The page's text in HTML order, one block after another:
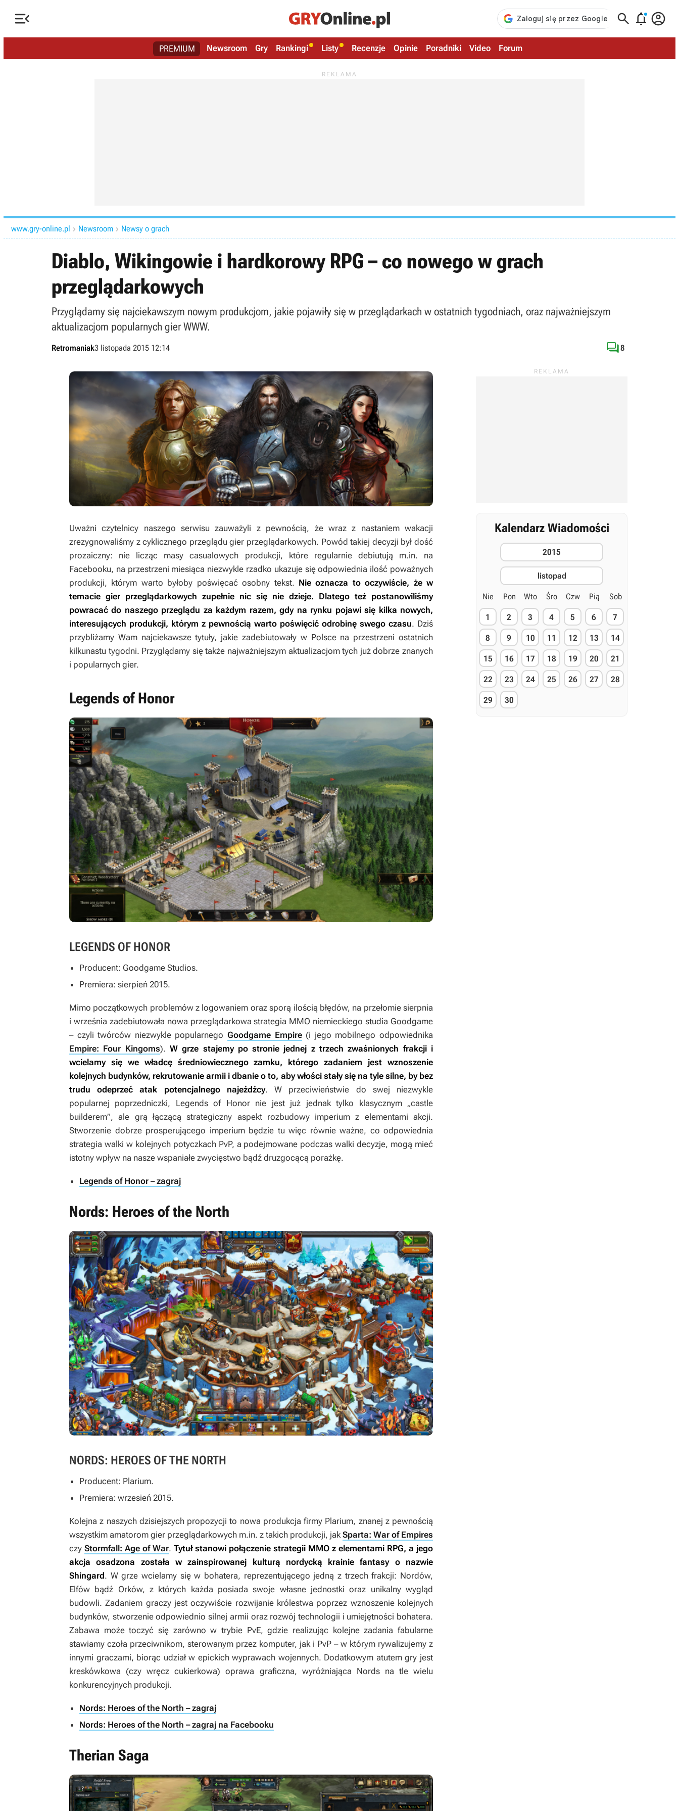
   
PREMIUM Newsroom Gry Rankingi Listy Recenzje Opinie Poradniki Video Forum
www.gry-online.pl  Newsroom  Newsy o grach
Diablo, Wikingowie i hardkorowy RPG – co nowego w grach
przeglądarkowych
Przyglądamy się najciekawszym nowym produkcjom, jakie pojawiły się w przeglądarkach w ostatnich tygodniach, oraz najważniejszym
aktualizacjom popularnych gier WWW.
Retromaniak3 listopada 2015 12:14 8
Uważni czytelnicy naszego serwisu zauważyli z pewnością, że wraz z nastaniem wakacji
zrezygnowaliśmy z cyklicznego przeglądu gier przeglądarkowych. Powód takiej decyzji był dość
prozaiczny: nie licząc masy casualowych produkcji, które regularnie debiutują m.in. na
Facebooku, na przestrzeni miesiąca niezwykle rzadko ukazuje się odpowiednia ilość poważnych
produkcji, którym warto byłoby poświęcać osobny tekst. Nie oznacza to oczywiście, że w
temacie gier przeglądarkowych zupełnie nic się nie dzieje. Dlatego też postanowiliśmy
powracać do naszego przeglądu za każdym razem, gdy na rynku pojawi się kilka nowych,
interesujących produkcji, którym z pewnością warto poświęcić odrobinę swego czasu. Dziś
przybliżamy Wam najciekawsze tytuły, jakie zadebiutowały w Polsce na przestrzeni ostatnich
kilkunastu tygodni. Przyglądamy się także najważniejszym aktualizacjom tych już dobrze znanych
i popularnych gier.
Legends of Honor
LEGENDS OF HONOR
Producent: Goodgame Studios.
Premiera: sierpień 2015.
Mimo początkowych problemów z logowaniem oraz sporą ilością błędów, na przełomie sierpnia
i września zadebiutowała nowa przeglądarkowa strategia MMO niemieckiego studia Goodgame
– czyli twórców niezwykle popularnego Goodgame Empire(i jego mobilnego odpowiednika
Empire: Four Kingoms). W grze stajemy po stronie jednej z trzech zwaśnionych frakcji i
wcielamy się we władcę średniowiecznego zamku, którego zadaniem jest wznoszenie
kolejnych budynków, rekrutowanie armii i dbanie o to, aby włości stały się na tyle silne, by bez
trudu odeprzeć atak potencjalnego najeźdźcy. W przeciwieństwie do swej niezwykle
popularnej poprzedniczki, Legends of Honor nie jest już jednak tylko klasycznym „castle
builderem”, ale grą łączącą strategiczny aspekt rozbudowy imperium z elementami akcji.
Stworzenie dobrze prosperującego imperium będzie tu więc równie ważne, co odpowiednia
strategia walki w kolejnych potyczkach PvP, a podejmowane podczas walki decyzje, mogą mieć
istotny wpływ na nasze wspaniałe zwycięstwo bądź druzgocącą porażkę.
Legends of Honor – zagraj
Nords: Heroes of the North
NORDS: HEROES OF THE NORTH
Producent: Plarium.
Premiera: wrzesień 2015.
Kolejna z naszych dzisiejszych propozycji to nowa produkcja firmy Plarium, znanej z pewnością
wszystkim amatorom gier przeglądarkowych m.in. z takich produkcji, jak Sparta: War of Empires
czy Stormfall: Age of War. Tytuł stanowi połączenie strategii MMO z elementami RPG, a jego
akcja osadzona została w zainspirowanej kulturą nordycką krainie fantasy o nazwie
Shingard. W grze wcielamy się w bohatera, reprezentującego jedną z trzech frakcji: Nordów,
Elfów bądź Orków, z których każda posiada swoje własne jednostki oraz unikalny wygląd
budowli. Zadaniem graczy jest oczywiście rozwijanie królestwa poprzez wznoszenie kolejnych
budynków, stworzenie odpowiednio silnej armii oraz rozwój technologii i umiejętności bohatera.
Zabawa może toczyć się zarówno w trybie PvE, gdzie realizując kolejne zadania fabularne
stawiamy czoła przeciwnikom, sterowanym przez komputer, jak i PvP – w którym rywalizujemy z
innymi graczami, biorąc udział w epickich wyprawach wojennych. Dodatkowym atutem gry jest
kreskówkowa (czy wręcz cukierkowa) oprawa graficzna, wyróżniająca Nords na tle wielu
konkurencyjnych produkcji.
Nords: Heroes of the North – zagraj
Nords: Heroes of the North – zagraj na Facebooku
Therian Saga
Kalendarz Wiadomości
2015
listopad
Nie Pon Wto Śro Czw Pią Sob
1 2 3 4 5 6 7
8 9 10 11 12 13 14
15 16 17 18 19 20 21
22 23 24 25 26 27 28
29 30